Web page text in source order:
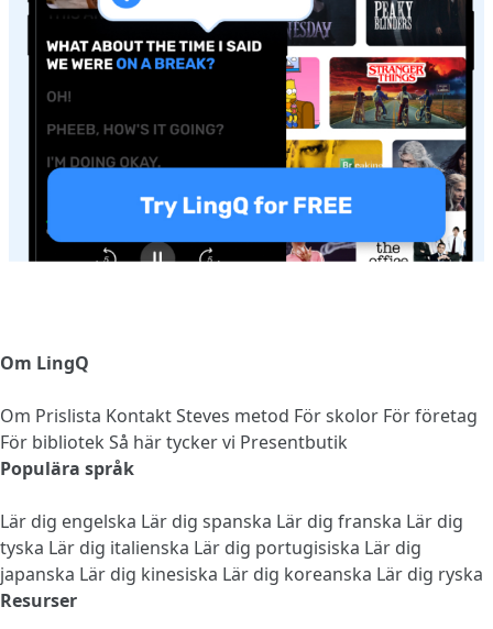
Om LingQ
Om Prislista KontaktSteves metod För skolor För företag
För bibliotek Så här tycker vi Presentbutik
Populära språk
Lär dig engelska Lär dig spanska Lär dig franska Lär dig
tyska Lär dig italienska Lär dig portugisiska Lär dig
japanska Lär dig kinesiska Lär dig koreanska Lär dig ryska
Resurser